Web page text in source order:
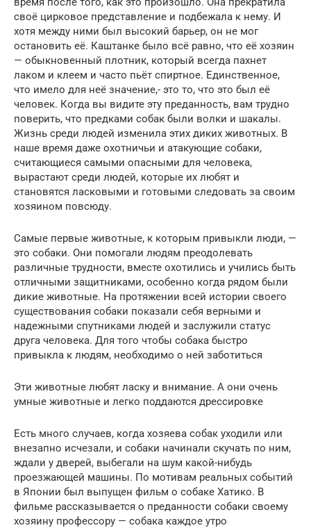
своё цирковое представление и подбежала к нему. И
хотя между ними был высокий барьер, он не мог
остановить её. Каштанке было всё равно, что её хозяин
— обыкновенный плотник, который всегда пахнет
лаком и клеем и часто пьёт спиртное. Единственное,
что имело для неё значение,- это то, что это был её
человек. Когда вы видите эту преданность, вам трудно
поверить, что предками собак были волки и шакалы.
Жизнь среди людей изменила этих диких животных. В
наше время даже охотничьи и атакующие собаки,
считающиеся самыми опасными для человека,
вырастают среди людей, которые их любят и
становятся ласковыми и готовыми следовать за своим
хозяином повсюду.
Самые первые животные, к которым привыкли люди, —
это собаки. Они помогали людям преодолевать
различные трудности, вместе охотились и учились быть
отличными защитниками, особенно когда рядом были
дикие животные. На протяжении всей истории своего
существования собаки показали себя верными и
надежными спутниками людей и заслужили статус
друга человека. Для того чтобы собака быстро
привыкла к людям, необходимо о ней заботиться
Эти животные любят ласку и внимание. А они очень
умные животные и легко поддаются дрессировке
Есть много случаев, когда хозяева собак уходили или
внезапно исчезали, и собаки начинали скучать по ним,
ждали у дверей, выбегали на шум какой-нибудь
проезжающей машины. По мотивам реальных событий
в Японии был выпущен фильм о собаке Хатико. В
фильме рассказывается о преданности собаки своему
хозяину профессору — собака каждое утро